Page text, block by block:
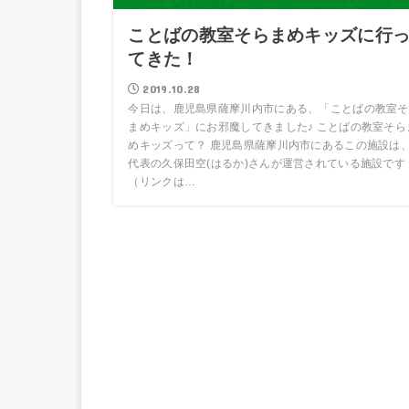
ことばの教室そらまめキッズに行っ
てきた！
2019.10.28
今日は、鹿児島県薩摩川内市にある、「ことばの教室そ
まめキッズ」にお邪魔してきました♪ ことばの教室そら
めキッズって？ 鹿児島県薩摩川内市にあるこの施設は、
代表の久保田空(はるか)さんが運営されている施設です
（リンクは…